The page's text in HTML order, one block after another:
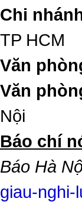
Chi
TP HCM
Văn
Văn
Nội
​Báo chí
Báo Hà
giau-nghi-